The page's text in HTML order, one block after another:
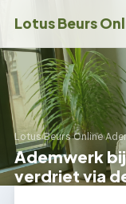
Lotus Beurs
Lotus Beurs Online›
Ademwerk
verdriet via